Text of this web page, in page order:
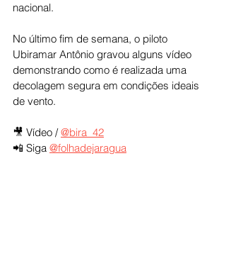
nacional.
No último fim de semana, o piloto
Ubiramar Antônio gravou alguns vídeo
demonstrando como é realizada uma
decolagem segura em condições ideais
de vento.
🎥 Vídeo / @bira_42
📲 Siga @folhadejaragua